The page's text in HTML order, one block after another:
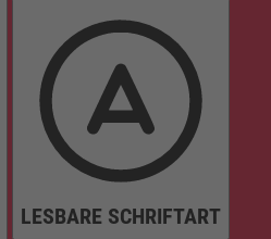
LESBARE SCHRIFTART